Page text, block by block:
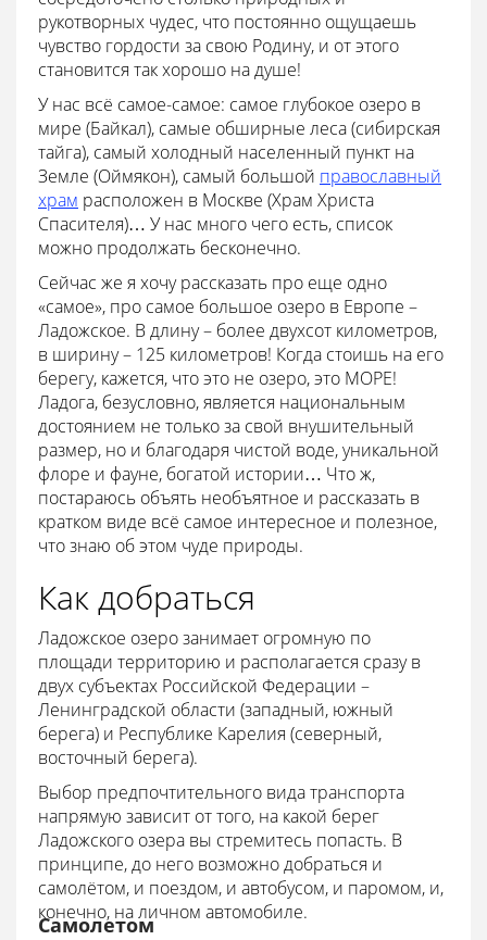
рукотворных чудес, что постоянно ощущаешь
чувство гордости за свою Родину, и от этого
становится так хорошо на душе!
У нас всё самое-самое: самое глубокое озеро в
мире (Байкал), самые обширные леса (сибирская
тайга), самый холодный населенный пункт на
Земле (Оймякон), самый большой православный
храм расположен в Москве (Храм Христа
Спасителя)… У нас много чего есть, список
можно продолжать бесконечно.
Сейчас же я хочу рассказать про еще одно
«самое», про самое большое озеро в Европе –
Ладожское. В длину – более двухсот километров,
в ширину – 125 километров! Когда стоишь на его
берегу, кажется, что это не озеро, это МОРЕ!
Ладога, безусловно, является национальным
достоянием не только за свой внушительный
размер, но и благодаря чистой воде, уникальной
флоре и фауне, богатой истории… Что ж,
постараюсь объять необъятное и рассказать в
кратком виде всё самое интересное и полезное,
что знаю об этом чуде природы.
Как добраться
Ладожское озеро занимает огромную по
площади территорию и располагается сразу в
двух субъектах Российской Федерации –
Ленинградской области (западный, южный
берега) и Республике Карелия (северный,
восточный берега).
Выбор предпочтительного вида транспорта
напрямую зависит от того, на какой берег
Ладожского озера вы стремитесь попасть. В
принципе, до него возможно добраться и
самолётом, и поездом, и автобусом, и паромом, и,
конечно, на личном автомобиле.
Самолетом